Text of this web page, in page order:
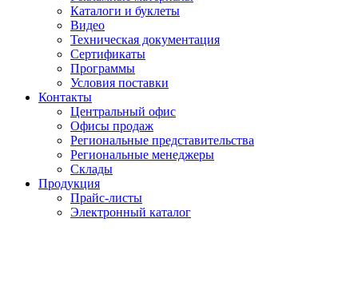
Каталоги и буклеты
Видео
Техническая документация
Сертификаты
Программы
Условия поставки
Контакты
Центральный офис
Офисы продаж
Региональные представительства
Региональные менеджеры
Склады
Продукция
Прайс-листы
Электронный каталог